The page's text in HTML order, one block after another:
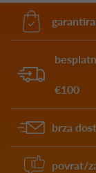
€100
brza
povrat/